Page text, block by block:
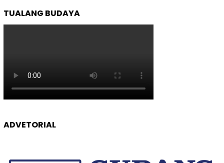
TUALANG BUDAYA
ADVETORIAL